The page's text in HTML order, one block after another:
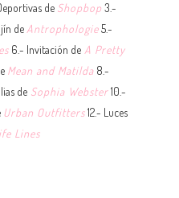
de Shopbop 3.-
de Antrophologie5.-
6.- Invitación deA Pretty
Mean and Matilda 8.-
deSophia Webster10.-
Urban Outfitters12.- Luces
Lines